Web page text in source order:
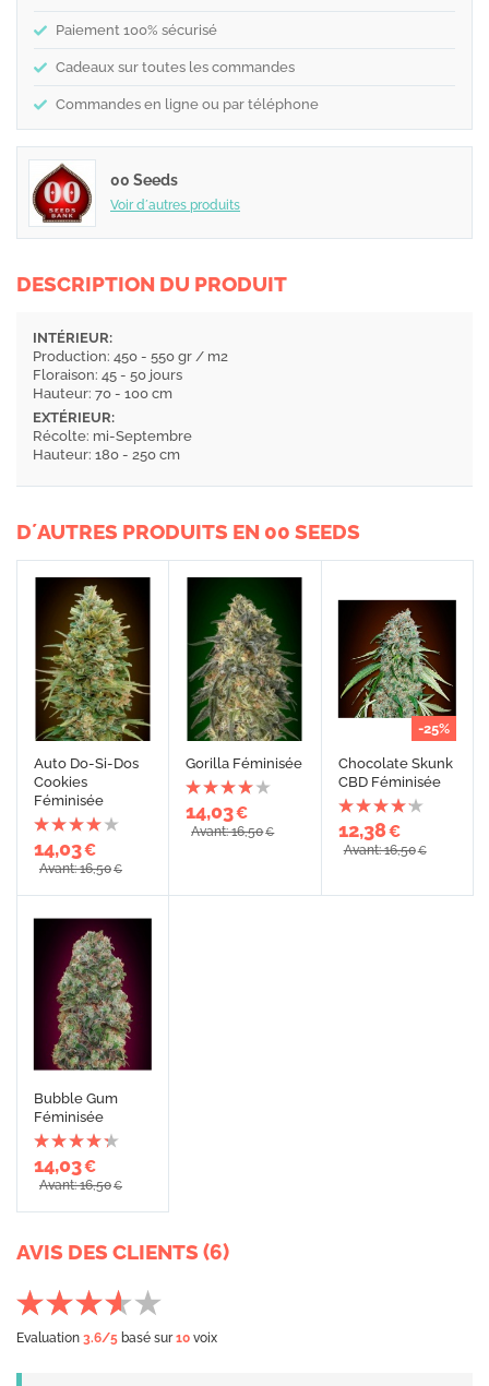
Paiement 100% sécurisé
Cadeaux sur toutes les commandes
Commandes en ligne ou par téléphone
00 Seeds
Voir d´autres produits
DESCRIPTION DU PRODUIT
INTÉRIEUR:
Production: 450 - 550 gr / m2
Floraison: 45 - 50 jours
Hauteur: 70 - 100 cm
EXTÉRIEUR:
Récolte: mi-Septembre
Hauteur: 180 - 250 cm
D´AUTRES PRODUITS EN 00 SEEDS
Auto Do-Si-Dos
Cookies
Féminisée
14,03€
Avant: 16,50€
Gorilla Féminisée
14,03€
Avant: 16,50€
-25%
Chocolate Skunk
CBD Féminisée
12,38€
Avant: 16,50€
Bubble Gum
Féminisée
14,03€
Avant: 16,50€
AVIS DES CLIENTS (6)
Evaluation 3.6/5 basé sur10 voix